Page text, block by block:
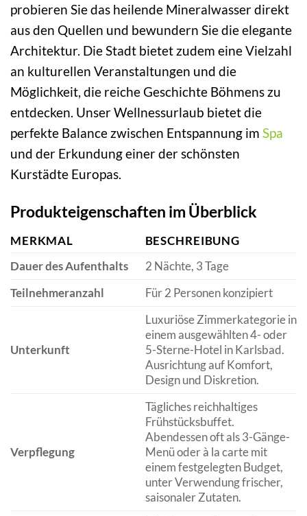
probieren Sie das heilende Mineralwasser direkt
aus den Quellen und bewundern Sie die elegante
Architektur. Die Stadt bietet zudem eine Vielzahl
an kulturellen Veranstaltungen und die
Möglichkeit, die reiche Geschichte Böhmens zu
entdecken. Unser Wellnessurlaub bietet die
perfekte Balance zwischen Entspannung im Spa
und der Erkundung einer der schönsten
Kurstädte Europas.
Produkteigenschaften im Überblick
MERKMAL
BESCHREIBUNG
Dauer des Aufenthalts
2 Nächte, 3 Tage
Teilnehmeranzahl
Für 2 Personen konzipiert
Unterkunft
Luxuriöse Zimmerkategorie in
einem ausgewählten 4- oder
5-Sterne-Hotel in Karlsbad.
Ausrichtung auf Komfort,
Design und Diskretion.
Verpflegung
Tägliches reichhaltiges
Frühstücksbuffet.
Abendessen oft als 3-Gänge-
Menü oder à la carte mit
einem festgelegten Budget,
unter Verwendung frischer,
saisonaler Zutaten.